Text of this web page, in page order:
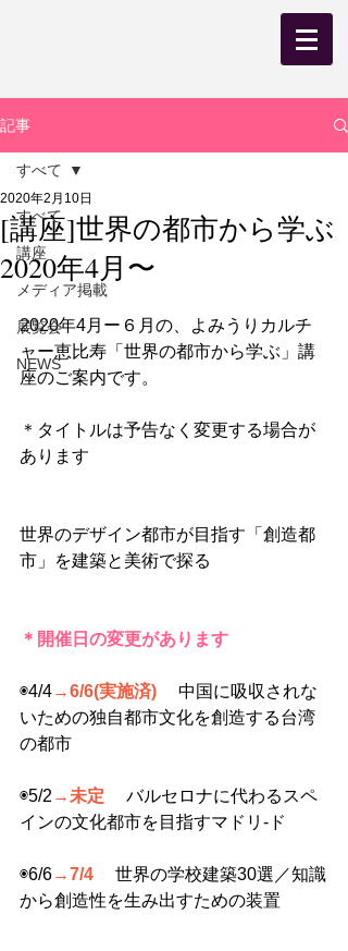
記事
すべて
講座
メディア掲載
展覧会
NEWS
すべて
[講座]世界の都市から学ぶ
2020年4月〜
2020年2月10日
2020年4月ー６月の、よみうりカルチ
ャー恵比寿「世界の都市から学ぶ」講
座のご案内です。
＊タイトルは予告なく変更する場合が
あります
世界のデザイン都市が目指す「創造都
市」を建築と美術で探る
＊開催日の変更があります
◉4/4→6/6(実施済) 中国に吸収されな
いための独自都市文化を創造する台湾
の都市
◉5/2 →未定 バルセロナに代わるスペ
インの文化都市を目指すマドリ-ド
◉6/6→7/4 世界の学校建築30選／知識
から創造性を生み出すための装置